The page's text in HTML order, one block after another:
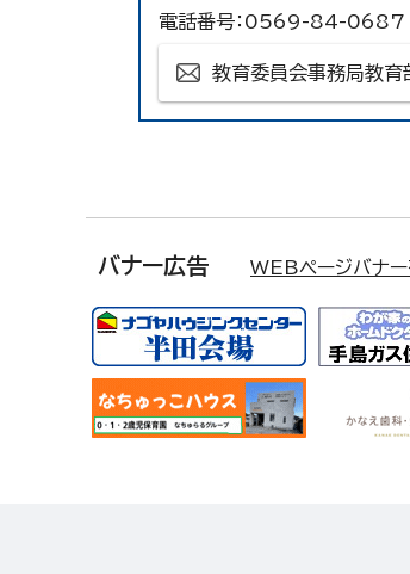
電話番号：0569-84-0687
教育委員会事務局教
バナー広告 WEBページバナ